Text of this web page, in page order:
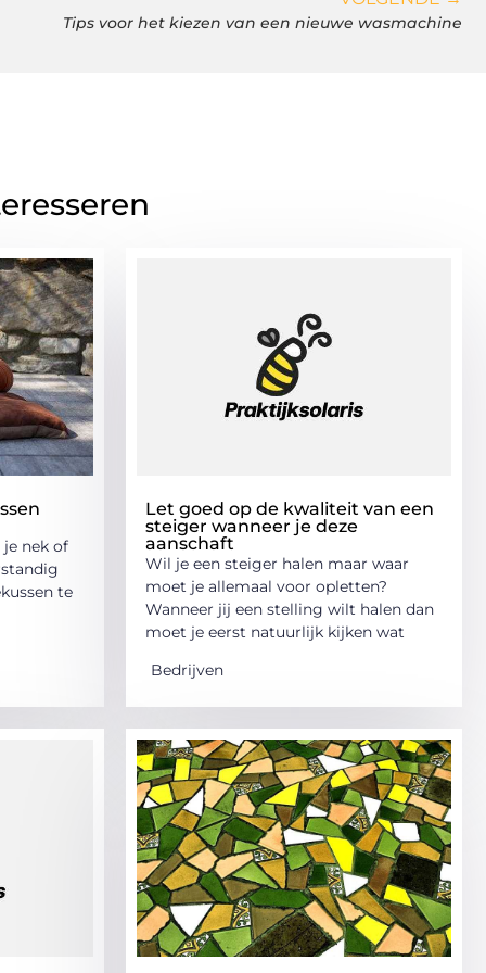
Tips voor het kiezen van een nieuwe wasmachine
nek of
te
Let goed op de kwaliteit van een
steiger wanneer je deze
aanschaft
Wil je een steiger halen maar waar
moet je allemaal voor opletten?
Wanneer jij een stelling wilt halen dan
moet je eerst natuurlijk kijken wat
Bedrijven